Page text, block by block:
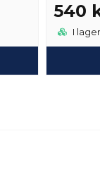
540
I lager